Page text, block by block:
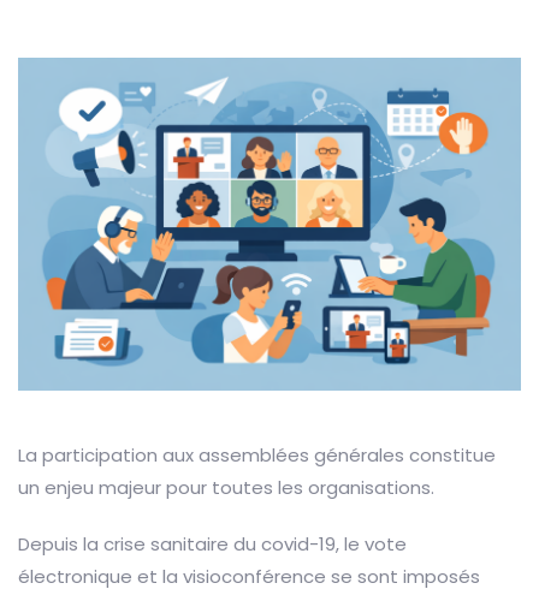
La participation aux assemblées générales constitue
un enjeu majeur pour toutes les organisations.
Depuis la crise sanitaire du covid-19, le vote
électronique et la visioconférence se sont imposés